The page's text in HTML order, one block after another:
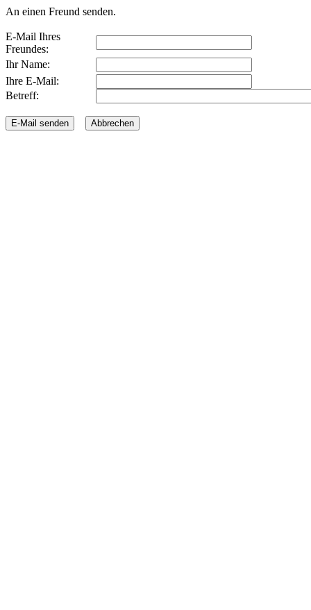
An einen Freund senden.
E-Mail Ihres
Freundes:
Ihr Name:
Ihre E-Mail:
Betreff: